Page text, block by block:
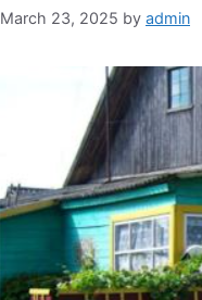
March 23, 2025 by admin